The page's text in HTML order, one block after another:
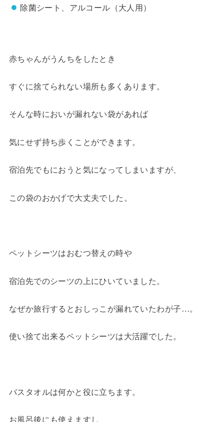
除菌シート、アルコール（大人用）
赤ちゃんがうんちをしたとき
すぐに捨てられない場所も多くあります。
そんな時においが漏れない袋があれば
気にせず持ち歩くことができます。
宿泊先でもにおうと気になってしまいますが、
この袋のおかげで大丈夫でした。
ペットシーツはおむつ替えの時や
宿泊先でのシーツの上にひいていました。
なぜか旅行するとおしっこが漏れていたわが子…。
使い捨て出来るペットシーツは大活躍でした。
バスタオルは何かと役に立ちます。
お風呂後にも使えますし